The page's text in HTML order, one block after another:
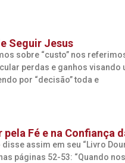
Seguir Jesus
sobre “custo” nos
perdas e ganhos visando
por “decisão” toda e
pela Fé e na Confiança
disse assim em seu “Livro
páginas 52-53: “Quando